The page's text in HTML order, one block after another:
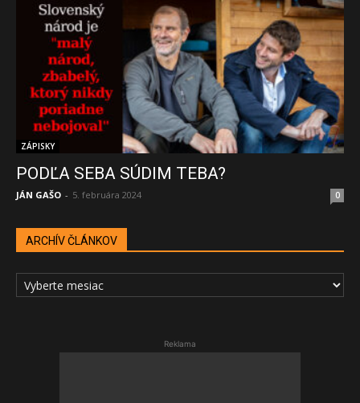
ZÁPISKY
PODĽA SEBA SÚDIM TEBA?
JÁN GAŠO - 5. februára 2024 0
ARCHÍV ČLÁNKOV
ARCHÍV
ČLÁNKOV
Reklama